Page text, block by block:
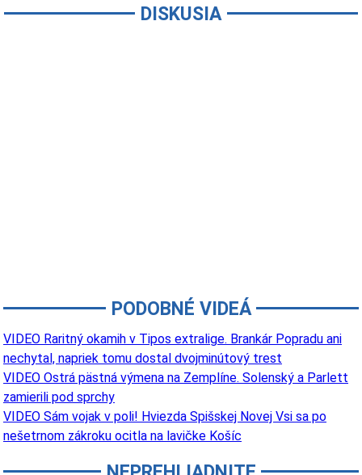
DISKUSIA
PODOBNÉ VIDEÁ
VIDEO Raritný okamih v Tipos extralige. Brankár Popradu ani
nechytal, napriek tomu dostal dvojminútový trest
VIDEO Ostrá pästná výmena na Zemplíne. Solenský a Parlett
zamierili pod sprchy
VIDEO Sám vojak v poli! Hviezda Spišskej Novej Vsi sa po
nešetrnom zákroku ocitla na lavičke Košíc